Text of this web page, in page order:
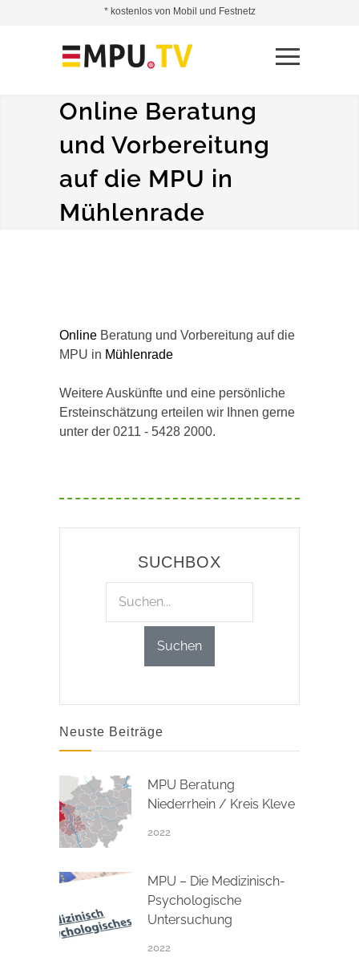
Online Beratung
und Vorbereitung
auf die MPU in
Mühlenrade
Online Beratung und Vorbereitung auf die
MPU in Mühlenrade
Weitere Auskünfte und eine persönliche
Ersteinschätzung erteilen wir Ihnen gerne
unter der 0211 - 5428 2000.
SUCHBOX
Neuste Beiträge
MPU Beratung
Niederrhein / Kreis Kleve
2022
MPU – Die Medizinisch-
Psychologische
Untersuchung
2022
* kostenlos von Mobil und Festnetz